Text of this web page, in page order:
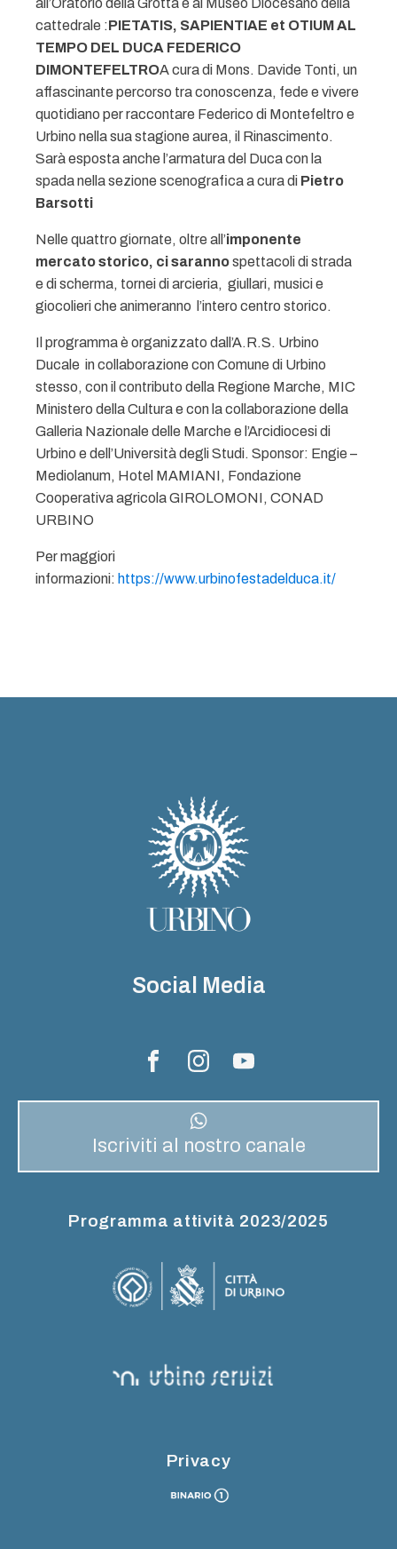
all’Oratorio della Grotta e al Museo Diocesano della
cattedrale :PIETATIS, SAPIENTIAE et OTIUM AL
TEMPO DEL DUCA FEDERICO
DIMONTEFELTROA cura di Mons. Davide Tonti, un
affascinante percorso tra conoscenza, fede e vivere
quotidiano per raccontare Federico di Montefeltro e
Urbino nella sua stagione aurea, il Rinascimento.
Sarà esposta anche l’armatura del Duca con la
spada nella sezione scenografica a cura di Pietro
Barsotti
Nelle quattro giornate, oltre all’imponente
mercato storico, ci sarannospettacoli di strada
e di scherma, tornei di arcieria, giullari, musici e
giocolieri che animeranno l’intero centro storico.
Il programma è organizzato dall’A.R.S. Urbino
Ducale in collaborazione con Comune di Urbino
stesso, con il contributo della Regione Marche, MIC
Ministero della Cultura e con la collaborazione della
Galleria Nazionale delle Marche e l’Arcidiocesi di
Urbino e dell’Università degli Studi. Sponsor: Engie –
Mediolanum, Hotel MAMIANI, Fondazione
Cooperativa agricola GIROLOMONI, CONAD
URBINO
Per maggiori
informazioni: https://www.urbinofestadelduca.it/
Social Media
Iscriviti al nostro canale
Programma attività 2023/2025
Privacy